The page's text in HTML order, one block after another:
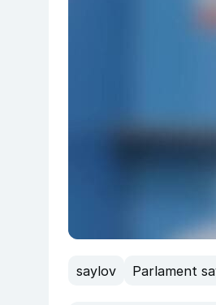
saylov Parlament